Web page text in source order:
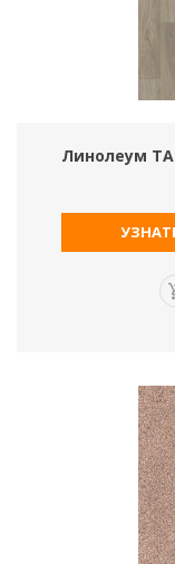
Линолеум